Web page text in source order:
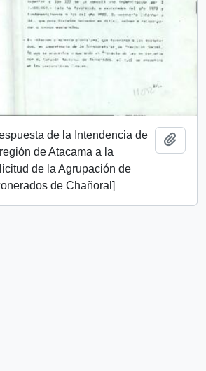
de la Intendencia de
de Atacama a la
de la Agrupación de
de Chañoral]
Add